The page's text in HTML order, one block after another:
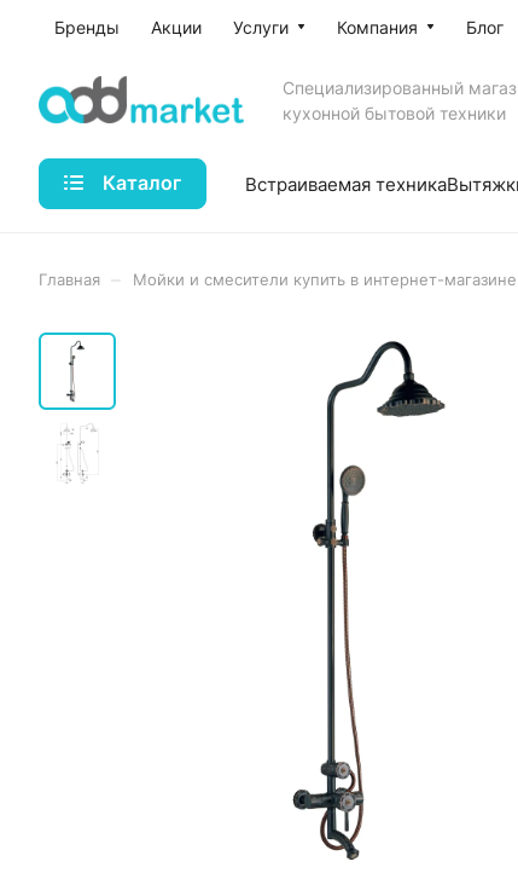
Бренды Акции Услуги Компания Блог
Специализированный
кухонной бытовой техники
Каталог Встраиваемая техника
Главная Мойки и смесители купить в интернет-магазине